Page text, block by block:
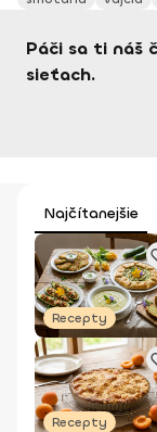
Páči sa ti náš
sieťach.
Najčítanejšie
Recepty
Recepty